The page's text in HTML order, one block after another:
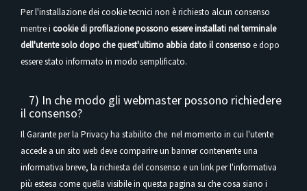
Per l'installazione dei cookie tecnici non è richiesto alcun consenso
mentre i cookie di profilazione possono essere installati nel terminale
dell'utente solo dopo che quest'ultimo abbia dato il consensoe dopo
essere stato informato in modo semplificato.
7) In che modo gli webmaster possono richiedere
il consenso?
Il Garante per la Privacy ha stabilito che nel momento in cui l'utente
accede a un sito web deve comparire un banner contenente una
informativa breve, la richiesta del consenso e un link per l'informativa
più estesa come quella visibile in questa pagina su che cosa siano i